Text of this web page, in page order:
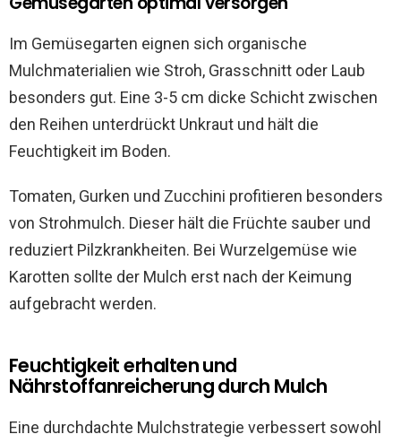
Im Gemüsegarten eignen sich organische
Mulchmaterialien wie Stroh, Grasschnitt oder Laub
besonders gut. Eine 3-5 cm dicke Schicht zwischen
den Reihen unterdrückt Unkraut und hält die
Feuchtigkeit im Boden.
Tomaten, Gurken und Zucchini profitieren besonders
von Strohmulch. Dieser hält die Früchte sauber und
reduziert Pilzkrankheiten. Bei Wurzelgemüse wie
Karotten sollte der Mulch erst nach der Keimung
aufgebracht werden.
Feuchtigkeit erhalten und
Nährstoffanreicherung durch Mulch
Eine durchdachte Mulchstrategie verbessert sowohl